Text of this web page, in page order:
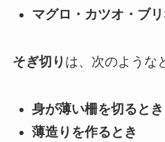
マグロ・カツオ・ブ
そぎ切り は、次のような
身が薄い柵を切るとき
薄造りを作るとき